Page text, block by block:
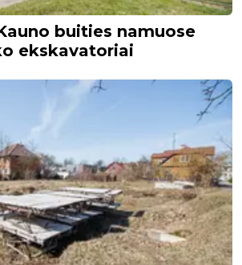
buities namuose
ekskavatoriai